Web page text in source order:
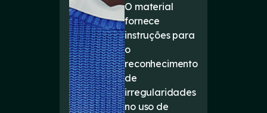
O material
fornece
instruções para
o
reconhecimento
de
irregularidades
no uso de